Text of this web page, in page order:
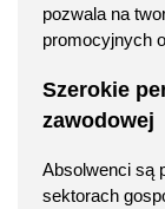
pozwala na
promocyjnych
Szerokie
zawodowej
Absolwenci są
sektorach